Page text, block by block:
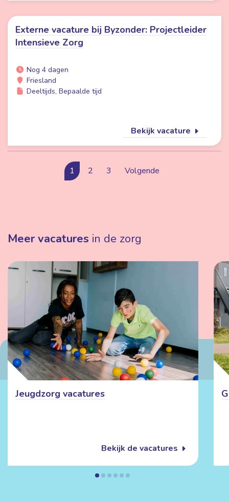
Externe vacature bij Byzonder: Projectleider
Intensieve Zorg
Nog 4 dagen
Friesland
Deeltijds, Bepaalde tijd
Bekijk vacature
1 2 3 Volgende
Meer vacatures in de zorg
Jeugdzorg vacatures
Bekijk de vacatures